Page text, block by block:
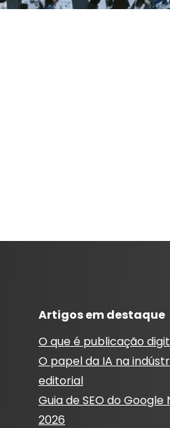
Artigos em destaque
O que é publicação
O papel da IA ​​na
editorial
Guia de SEO do Google
2026